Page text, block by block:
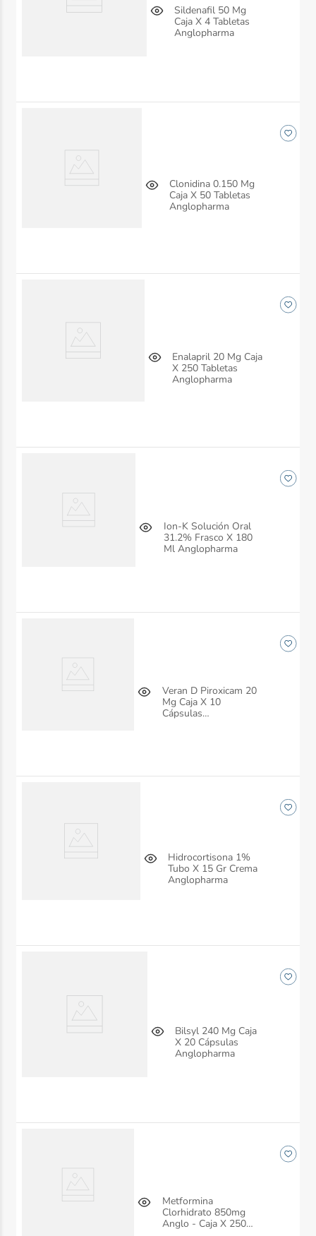
Sildenafil 50 Mg
Caja X 4 Tabletas
Anglopharma
Clonidina 0.150 Mg
Caja X 50 Tabletas
Anglopharma
Enalapril 20 Mg Caja
X 250 Tabletas
Anglopharma
Ion-K Solución Oral
31.2% Frasco X 180
Ml Anglopharma
Veran D Piroxicam 20
Mg Caja X 10
Cápsulas
Hidrocortisona 1%
Tubo X 15 Gr Crema
Anglopharma
Bilsyl 240 Mg Caja
X 20 Cápsulas
Anglopharma
Metformina
Clorhidrato 850mg
Anglo - Caja X 250